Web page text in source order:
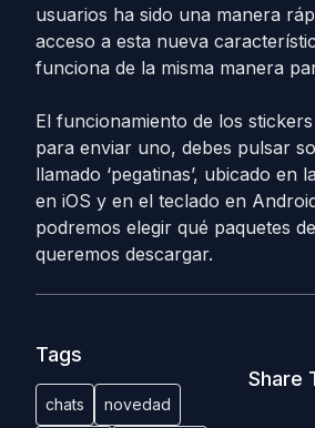
usuarios ha sido una manera
acceso a esta nueva
funciona de la misma manera
El funcionamiento de los
para enviar uno, debes pulsar
llamado ‘pegatinas’, ubicado en
en iOS y en el teclado en
podremos elegir qué paquetes
queremos descargar.
Tags
chats novedad
Share